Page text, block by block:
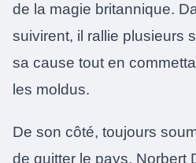
de la magie britannique.
suivirent, il rallie plusieurs
sa cause tout en
les moldus.
De son côté, toujours
de quitter le pays, Norbert